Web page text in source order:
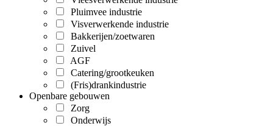
Pluimvee industrie
Visverwerkende industrie
Bakkerijen/zoetwaren
Zuivel
AGF
Catering/grootkeuken
(Fris)drankindustrie
Openbare gebouwen
Zorg
Onderwijs